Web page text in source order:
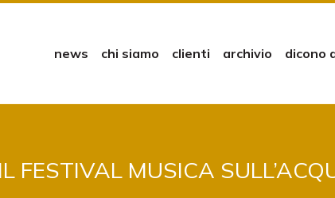
news chi siamo clienti archivio dicono
FESTIVAL MUSICA